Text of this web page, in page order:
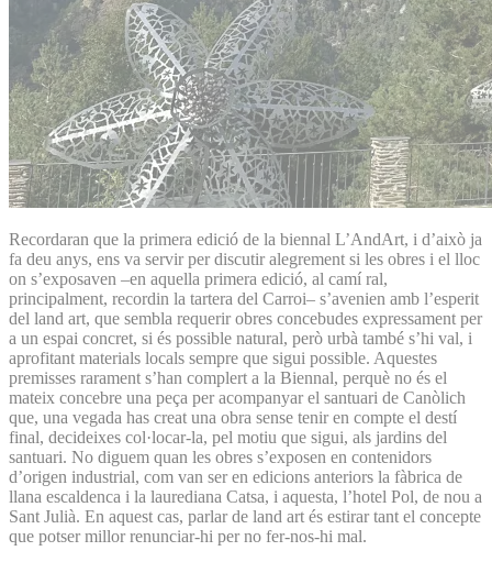
Recordaran que la primera edició de la biennal L’AndArt, i d’això ja
fa deu anys, ens va servir per discutir alegrement si les obres i el lloc
on s’exposaven –en aquella primera edició, al camí ral,
principalment, recordin la tartera del Carroi– s’avenien amb l’esperit
del land art, que sembla requerir obres concebudes expressament per
a un espai concret, si és possible natural, però urbà també s’hi val, i
aprofitant materials locals sempre que sigui possible. Aquestes
premisses rarament s’han complert a la Biennal, perquè no és el
mateix concebre una peça per acompanyar el santuari de Canòlich
que, una vegada has creat una obra sense tenir en compte el destí
final, decideixes col·locar-la, pel motiu que sigui, als jardins del
santuari. No diguem quan les obres s’exposen en contenidors
d’origen industrial, com van ser en edicions anteriors la fàbrica de
llana escaldenca i la laurediana Catsa, i aquesta, l’hotel Pol, de nou a
Sant Julià. En aquest cas, parlar de land art és estirar tant el concepte
que potser millor renunciar-hi per no fer-nos-hi mal.